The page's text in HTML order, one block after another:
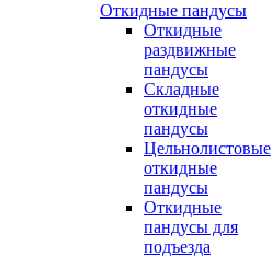
Откидные пандусы
Откидные
раздвижные
пандусы
Складные
откидные
пандусы
Цельнолистовые
откидные
пандусы
Откидные
пандусы для
подъезда